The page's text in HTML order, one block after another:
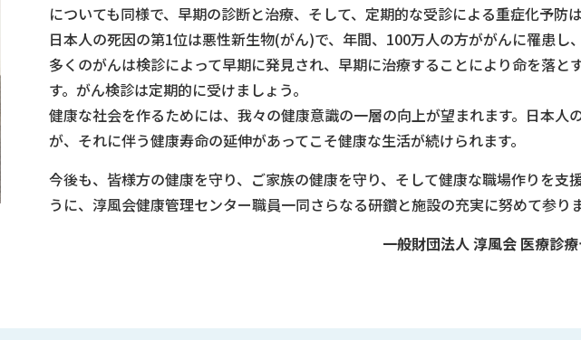
についても同様で、早期の診断と治療、そして、定期的な受診による重症化予防は
日本人の死因の第1位は悪性新生物(がん)で、年間、100万人の方ががんに罹患し
多くのがんは検診によって早期に発見され、早期に治療することにより命を落と
す。がん検診は定期的に受けましょう。
健康な社会を作るためには、我々の健康意識の一層の向上が望まれます。日本人
が、それに伴う健康寿命の延伸があってこそ健康な生活が続けられます。
今後も、皆様方の健康を守り、ご家族の健康を守り、そして健康な職場作りを支
うに、淳風会健康管理センター職員一同さらなる研鑽と施設の充実に努めて参りま
一般財団法人 淳風会 医療診